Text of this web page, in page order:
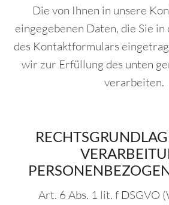
Die von Ihnen in unsere
eingegebenen Daten, die Sie in
des Kontaktformulars
wir zur Erfüllung des unten
verarbeiten.
Art. 6 Abs. 1 lit. f DSGVO